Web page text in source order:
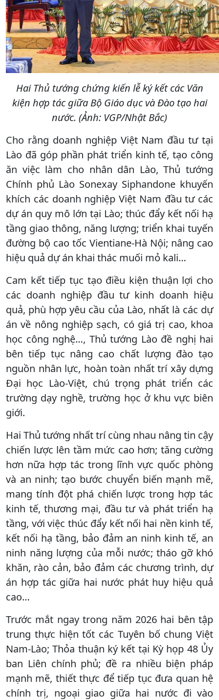
Hai Thủ tướng chứng kiến lễ ký kết các Văn
kiện hợp tác giữa Bộ Giáo dục và Đào tạo hai
nước. (Ảnh: VGP/Nhật Bắc)
Cho rằng doanh nghiệp Việt Nam đầu tư tại
Lào đã góp phần phát triển kinh tế, tạo công
ăn việc làm cho nhân dân Lào, Thủ tướng
Chính phủ Lào Sonexay Siphandone khuyến
khích các doanh nghiệp Việt Nam đầu tư các
dự án quy mô lớn tại Lào; thúc đẩy kết nối hạ
tầng giao thông, năng lượng; triển khai tuyến
đường bộ cao tốc Vientiane-Hà Nội; nâng cao
hiệu quả dự án khai thác muối mỏ kali…
Cam kết tiếp tục tạo điều kiện thuận lợi cho
các doanh nghiệp đầu tư kinh doanh hiệu
quả, phù hợp yêu cầu của Lào, nhất là các dự
án về nông nghiệp sạch, có giá trị cao, khoa
học công nghệ…, Thủ tướng Lào đề nghị hai
bên tiếp tục nâng cao chất lượng đào tạo
nguồn nhân lực, hoàn toàn nhất trí xây dựng
Đại học Lào-Việt, chú trọng phát triển các
trường dạy nghề, trường học ở khu vực biên
giới.
Hai Thủ tướng nhất trí cùng nhau nâng tin cậy
chiến lược lên tầm mức cao hơn; tăng cường
hơn nữa hợp tác trong lĩnh vực quốc phòng
và an ninh; tạo bước chuyển biến mạnh mẽ,
mang tính đột phá chiến lược trong hợp tác
kinh tế, thương mại, đầu tư và phát triển hạ
tầng, với việc thúc đẩy kết nối hai nền kinh tế,
kết nối hạ tầng, bảo đảm an ninh kinh tế, an
ninh năng lượng của mỗi nước; tháo gỡ khó
khăn, rào cản, bảo đảm các chương trình, dự
án hợp tác giữa hai nước phát huy hiệu quả
cao…
Trước mắt ngay trong năm 2026 hai bên tập
trung thực hiện tốt các Tuyên bố chung Việt
Nam-Lào; Thỏa thuận ký kết tại Kỳ họp 48 Ủy
ban Liên chính phủ; đề ra nhiều biện pháp
mạnh mẽ, thiết thực để tiếp tục đưa quan hệ
chính trị, ngoại giao giữa hai nước đi vào